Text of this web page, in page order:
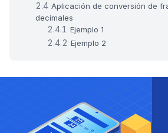
Aplicación de conversión de
decimales
Ejemplo 1
Ejemplo 2